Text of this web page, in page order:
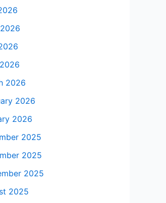
2026
2026
2026
2025
2025
2025
2025